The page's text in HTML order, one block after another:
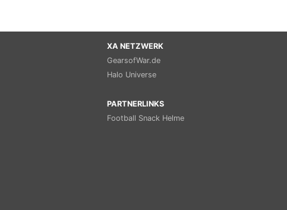
XA NETZWERK
GearsofWar.de
Halo Universe
PARTNERLINKS
Football Snack Helme